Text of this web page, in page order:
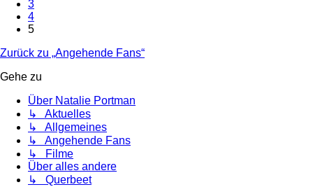
3
4
5
Zurück zu „Angehende Fans“
Gehe zu
Über Natalie Portman
↳ Aktuelles
↳ Allgemeines
↳ Angehende Fans
↳ Filme
Über alles andere
↳ Querbeet